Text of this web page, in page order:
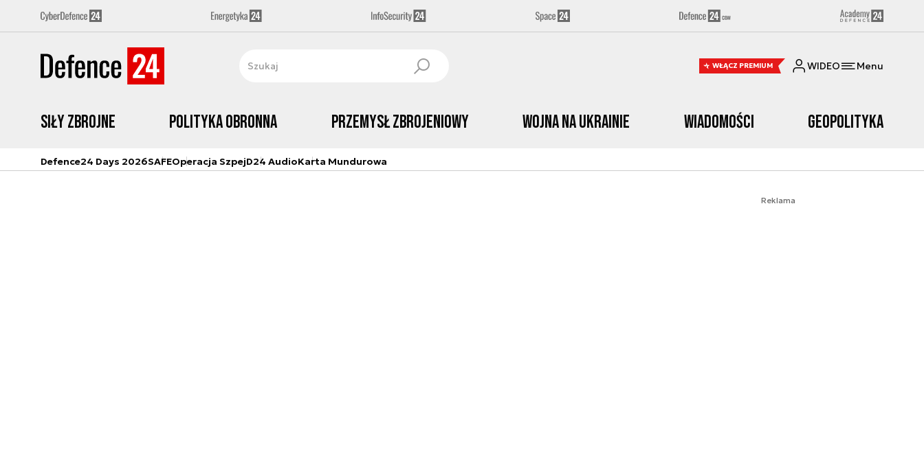
WŁĄCZ PREMIUM WIDEO Menu
Siły zbrojne Polityka obronna Przemysł Zbrojeniowy Wojna na Ukrainie Wiadomości Geopolityka
Defence24 Days 2026SAFEOperacja SzpejD24 AudioKarta Mundurowa
Reklama